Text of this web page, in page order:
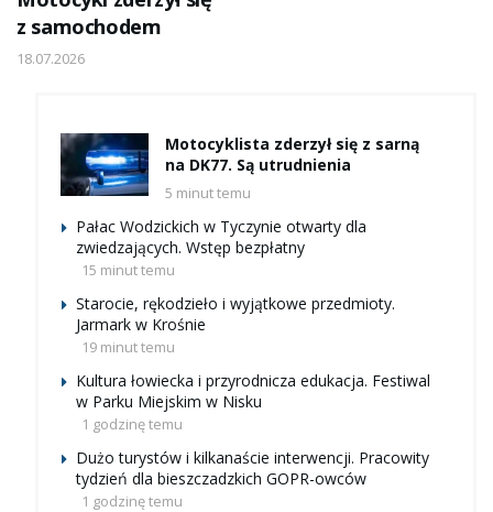
z samochodem
18.07.2026
Motocyklista zderzył się z sarną
na DK77. Są utrudnienia
5 minut temu
Pałac Wodzickich w Tyczynie otwarty dla
zwiedzających. Wstęp bezpłatny
15 minut temu
Starocie, rękodzieło i wyjątkowe przedmioty.
Jarmark w Krośnie
19 minut temu
Kultura łowiecka i przyrodnicza edukacja. Festiwal
w Parku Miejskim w Nisku
1 godzinę temu
Dużo turystów i kilkanaście interwencji. Pracowity
tydzień dla bieszczadzkich GOPR-owców
1 godzinę temu